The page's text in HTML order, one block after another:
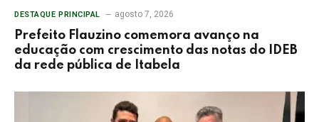
DESTAQUE PRINCIPAL agosto 7, 2026
Prefeito Flauzino comemora avanço na
educação com crescimento das notas do IDEB
da rede pública de Itabela